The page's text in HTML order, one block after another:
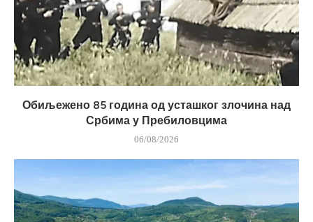
Обиљежено 85 година од усташког злочина над
Србима у Пребиловцима
06/08/2026